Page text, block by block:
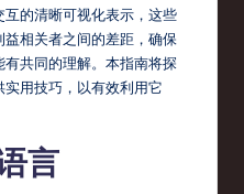
的清晰可视化表示，这些
相关者之间的差距，确保
共同的理解。本指南将探
用技巧，以有效利用它
言